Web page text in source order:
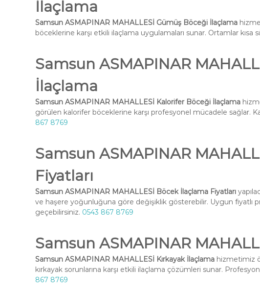
İlaçlama
Samsun ASMAPINAR MAHALLESİ Gümüş Böceği İlaçlama
böceklerine karşı etkili ilaçlama uygulamaları sunar. Ortamlar kısa
Samsun ASMAPINAR
İlaçlama
Samsun ASMAPINAR MAHALLESİ Kalorifer Böceği İlaçlama
görülen kalorifer böceklerine karşı profesyonel mücadele sağlar.
867 8769
Samsun ASMAPINAR
Fiyatları
Samsun ASMAPINAR MAHALLESİ Böcek İlaçlama Fiyatları
ve haşere yoğunluğuna göre değişiklik gösterebilir. Uygun fiyatlı
geçebilirsiniz. 0543 867 8769
Samsun ASMAPINAR
Samsun ASMAPINAR MAHALLESİ Kırkayak İlaçlama hizmetimiz
kırkayak sorunlarına karşı etkili ilaçlama çözümleri sunar.
867 8769